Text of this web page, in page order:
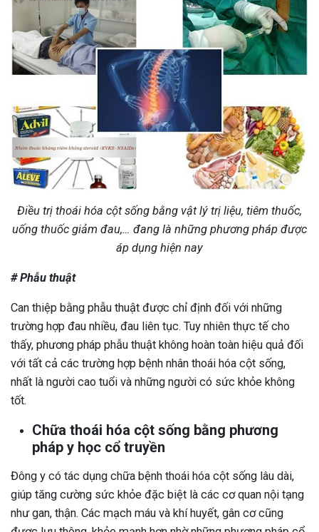
Điều trị thoái hóa cột sống bằng vật lý trị liệu, tiêm thuốc,
uống thuốc giảm đau,… đang là những phương pháp được
áp dụng hiện nay
# Phẫu thuật
Can thiệp bằng phẫu thuật được chỉ định đối với những
trường hợp đau nhiều, đau liên tục. Tuy nhiên thực tế cho
thấy, phương pháp phẫu thuật không hoàn toàn hiệu quả đối
với tất cả các trường hợp bệnh nhân thoái hóa cột sống,
nhất là người cao tuổi và những người có sức khỏe không
tốt.
Chữa thoái hóa cột sống bằng phương
pháp y học cổ truyền
Đông y có tác dụng chữa bệnh thoái hóa cột sống lâu dài,
giúp tăng cường sức khỏe đặc biệt là các cơ quan nội tạng
như gan, thận. Các mạch máu và khí huyết, gân cơ cũng